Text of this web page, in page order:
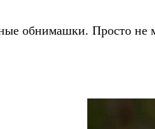
обнимашки. Просто